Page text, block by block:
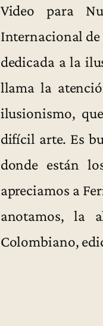
Video para
Internacional de
dedicada a la
llama la
ilusionismo,
difícil arte. Es
donde están
apreciamos a
anotamos, la
Colombiano,